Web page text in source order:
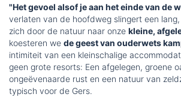
"Het gevoel alsof je aan het einde van de
verlaten van de hoofdweg slingert een
zich door de natuur naar onze kleine,
koesteren we de geest van ouderwets
intimiteit van een kleinschalige
geen grote resorts: Een afgelegen, groene
ongeëvenaarde rust en een natuur van
typisch voor de Gers.